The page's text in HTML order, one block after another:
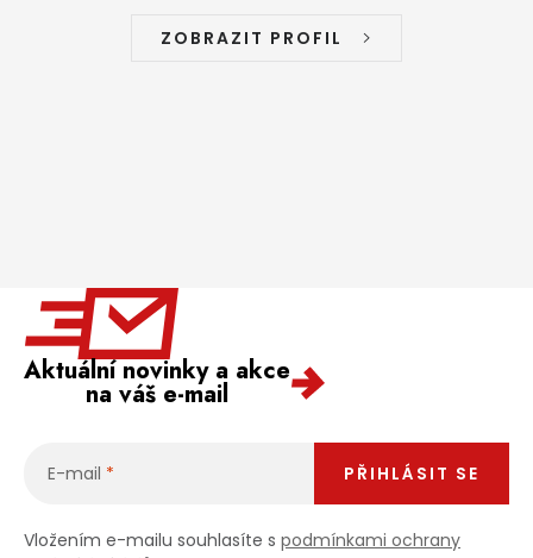
ZOBRAZIT PROFIL
Aktuální novinky a akce
na váš e-mail
E-mail
Vložením e-mailu souhlasíte s podmínkami ochrany
PŘIHLÁSIT SE